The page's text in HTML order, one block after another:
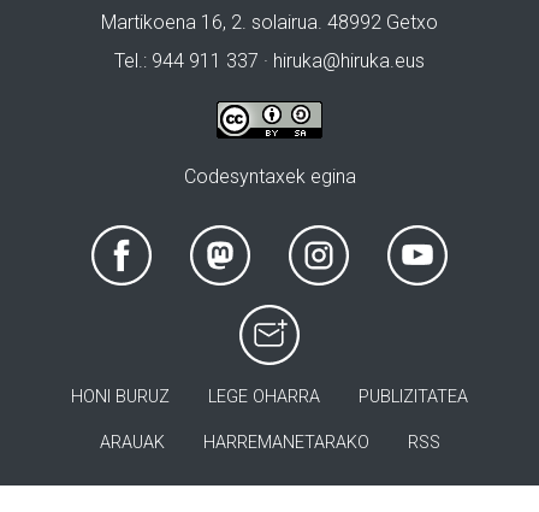
Martikoena 16, 2. solairua. 48992 Getxo
Tel.: 944 911 337 · hiruka@hiruka.eus
Codesyntaxek egina
HONI BURUZ LEGE OHARRA PUBLIZITATEA
ARAUAK HARREMANETARAKO RSS